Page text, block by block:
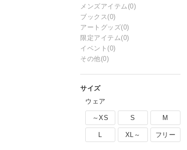
メンズアイテム (0)
ブックス (0)
アートグッズ(0)
限定アイテム(0)
イベント (0)
その他(0)
ウェア
～XS S M
L XL～ フリー